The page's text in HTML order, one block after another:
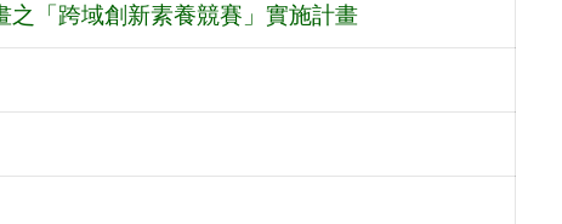
「跨域創新素養競賽」實施計畫